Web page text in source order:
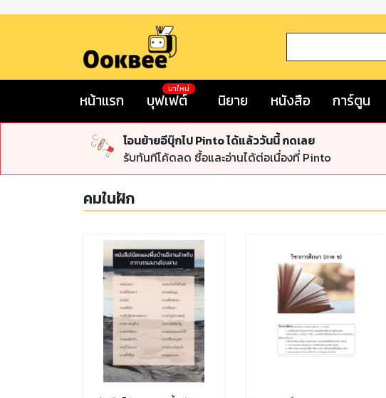
หน้าแรก บุฟเฟต์
มาใหม่
นิยาย หนังสือ การ์ตูน
โอนย้ายอีบุ๊กไป Pinto ได้แล้ววันนี้ กดเลย
รับทันทีโค้ดลด ซื้อและอ่านได้ต่อเนื่องที่ Pinto
คมในฝัก